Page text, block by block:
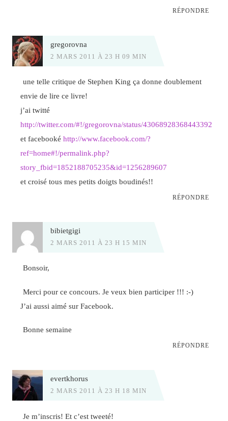
RÉPONDRE
gregorovna
2 MARS 2011 À 23 H 09 MIN
une telle critique de Stephen King ça donne doublement
envie de lire ce livre!
j’ai twitté
http://twitter.com/#!/gregorovna/status/43068928368443392
et facebookéhttp://www.facebook.com/?
ref=home#!/permalink.php?
story_fbid=1852188705235&id=1256289607
et croisé tous mes petits doigts boudinés!!
RÉPONDRE
bibietgigi
2 MARS 2011 À 23 H 15 MIN
Bonsoir,
Merci pour ce concours. Je veux bien participer !!! :-)
J’ai aussi aimé sur Facebook.
Bonne semaine
RÉPONDRE
evertkhorus
2 MARS 2011 À 23 H 18 MIN
Je m’inscris! Et c’est tweeté!